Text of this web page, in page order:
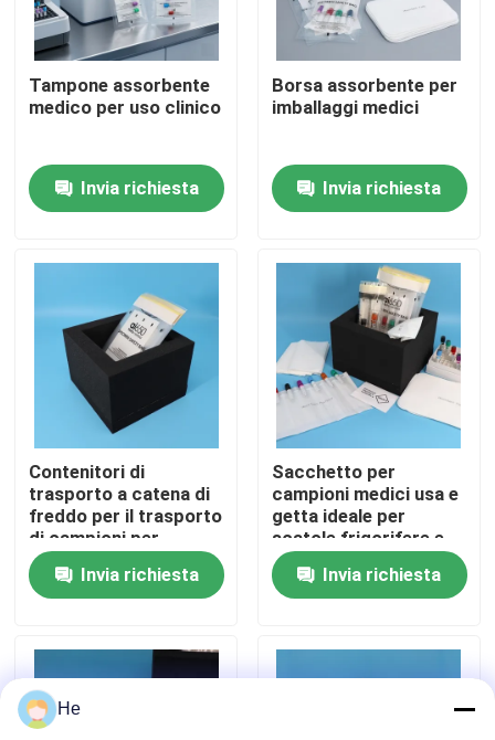
Casa.
Prodotti
Su di noi
Visita alla fabbrica
Controllo della qualità
Notizie
Chiedi un preventivo
borsa di trasporto dell'esemplare 95kPa
Tampone assorbente
medico per uso clinico
Invia richiesta
Borsa assorbente per
imballaggi medici
Invia richiesta
Contenitori di
trasporto a catena di
freddo per il trasporto
di campioni per
scatole isolate e
congelatoriInvia richiesta
Sacchetto per
campioni medici usa e
getta ideale per
scatole frigorifere e
sistemi di trasporto di
refrigeranti Soluzione
di imballaggio a
controllata
Invia richiesta
He